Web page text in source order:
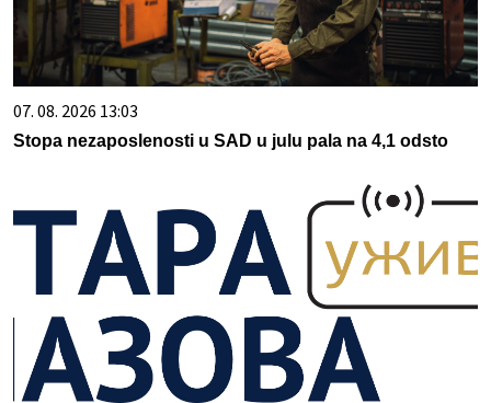
07. 08. 2026 13:03
Stopa nezaposlenosti u SAD u julu pala na 4,1 odsto